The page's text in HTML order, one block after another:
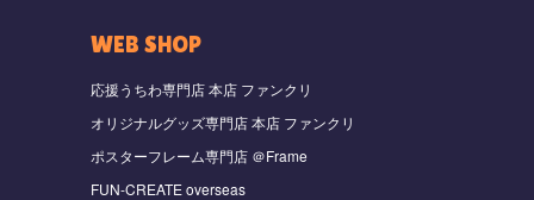
WEB SHOP
応援うちわ専門店 本店 ファンクリ
オリジナルグッズ専門店 本店 ファンクリ
ポスターフレーム専門店 ＠Frame
FUN-CREATE overseas